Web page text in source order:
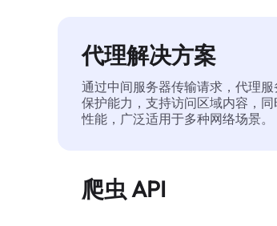
代理解决方案
通过中间服务器传输请求，代理
保护能力，支持访问区域内容，
性能，广泛适用于多种网络场景。
爬虫 API